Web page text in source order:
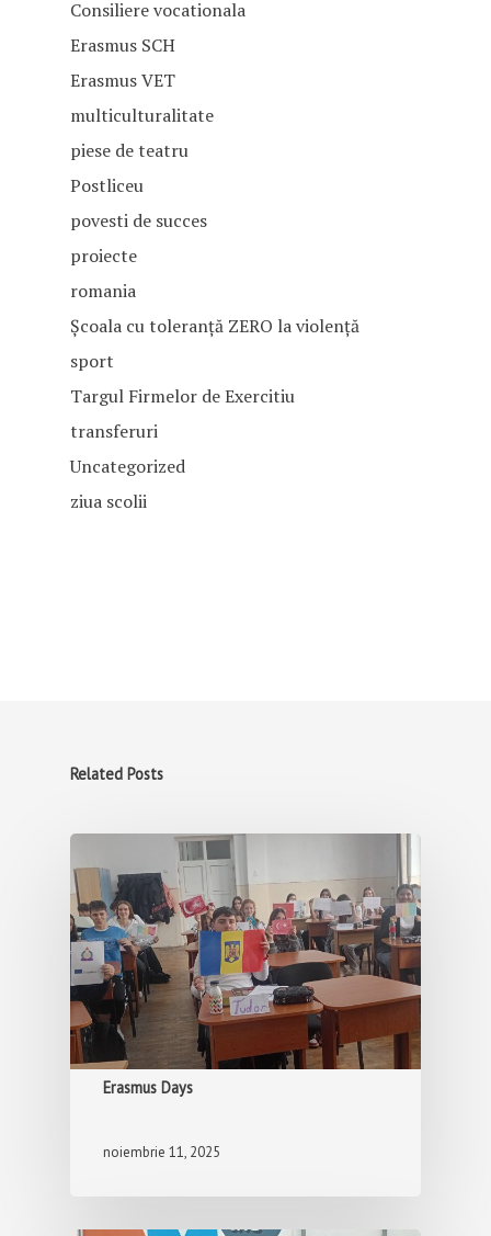
Consiliere vocationala
Erasmus SCH
Erasmus VET
multiculturalitate
piese de teatru
Postliceu
povesti de succes
proiecte
romania
Școala cu toleranță ZERO la violență
sport
Targul Firmelor de Exercitiu
transferuri
Uncategorized
ziua scolii
Related Posts
Erasmus Days
noiembrie 11, 2025